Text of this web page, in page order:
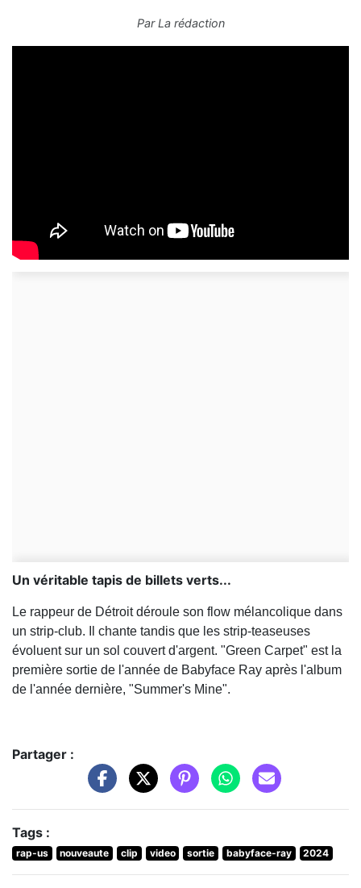
ParLa rédaction
Un véritable tapis de billets verts...
Le rappeur de Détroit déroule son flow mélancolique dans
un strip-club. Il chante tandis que les strip-teaseuses
évoluent sur un sol couvert d'argent. "Green Carpet" est la
première sortie de l'année de Babyface Ray après l'album
de l'année dernière, "Summer's Mine".
Partager :
Tags :
rap-us nouveaute clip video sortie babyface-ray 2024